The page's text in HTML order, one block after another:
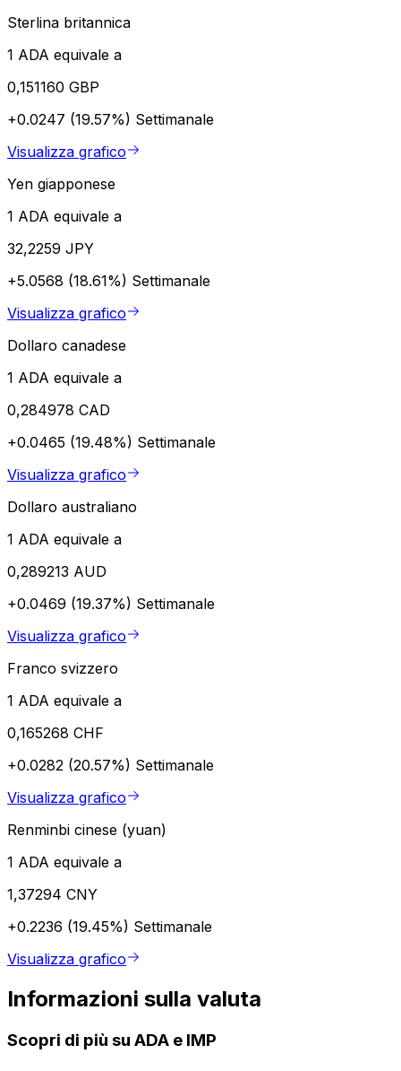
Sterlina britannica
1 ADA equivale a
0,151160 GBP
+0.0247 (19.57%) Settimanale
Visualizza grafico
Yen giapponese
1 ADA equivale a
32,2259 JPY
+5.0568 (18.61%) Settimanale
Visualizza grafico
Dollaro canadese
1 ADA equivale a
0,284978 CAD
+0.0465 (19.48%) Settimanale
Visualizza grafico
Dollaro australiano
1 ADA equivale a
0,289213 AUD
+0.0469 (19.37%) Settimanale
Visualizza grafico
Franco svizzero
1 ADA equivale a
0,165268 CHF
+0.0282 (20.57%) Settimanale
Visualizza grafico
Renminbi cinese (yuan)
1 ADA equivale a
1,37294 CNY
+0.2236 (19.45%) Settimanale
Visualizza grafico
Informazioni sulla valuta
Scopri di più su ADA e IMP